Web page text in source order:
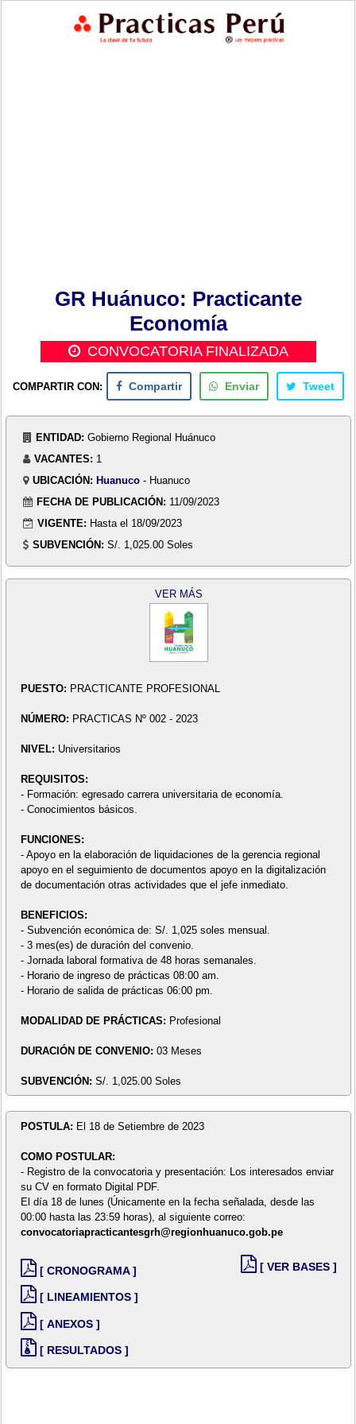
GR Huánuco: Practicante
Economía
CONVOCATORIA FINALIZADA
COMPARTIR CON: Compartir Enviar Tweet
ENTIDAD: Gobierno Regional Huánuco
VACANTES: 1
UBICACIÓN: Huanuco - Huanuco
FECHA DE PUBLICACIÓN: 11/09/2023
VIGENTE: Hasta el 18/09/2023
SUBVENCIÓN: S/. 1,025.00 Soles
VER MÁS
PUESTO: PRACTICANTE PROFESIONAL
NÚMERO: PRACTICAS Nº 002 - 2023
NIVEL: Universitarios
REQUISITOS:
- Formación: egresado carrera universitaria de economía.
- Conocimientos básicos.
FUNCIONES:
- Apoyo en la elaboración de liquidaciones de la gerencia regional
apoyo en el seguimiento de documentos apoyo en la digitalización
de documentación otras actividades que el jefe inmediato.
BENEFICIOS:
- Subvención económica de: S/. 1,025 soles mensual.
- 3 mes(es) de duración del convenio.
- Jornada laboral formativa de 48 horas semanales.
- Horario de ingreso de prácticas 08:00 am.
- Horario de salida de prácticas 06:00 pm.
MODALIDAD DE PRÁCTICAS: Profesional
DURACIÓN DE CONVENIO: 03 Meses
SUBVENCIÓN: S/. 1,025.00 Soles
POSTULA: El 18 de Setiembre de 2023
COMO POSTULAR:
- Registro de la convocatoria y presentación: Los interesados enviar
su CV en formato Digital PDF.
El día 18 de lunes (Únicamente en la fecha señalada, desde las
00:00 hasta las 23:59 horas), al siguiente correo:
convocatoriapracticantesgrh@regionhuanuco.gob.pe
[ CRONOGRAMA ]
[ LINEAMIENTOS ]
[ ANEXOS ]
[ RESULTADOS ]
[ VER BASES ]